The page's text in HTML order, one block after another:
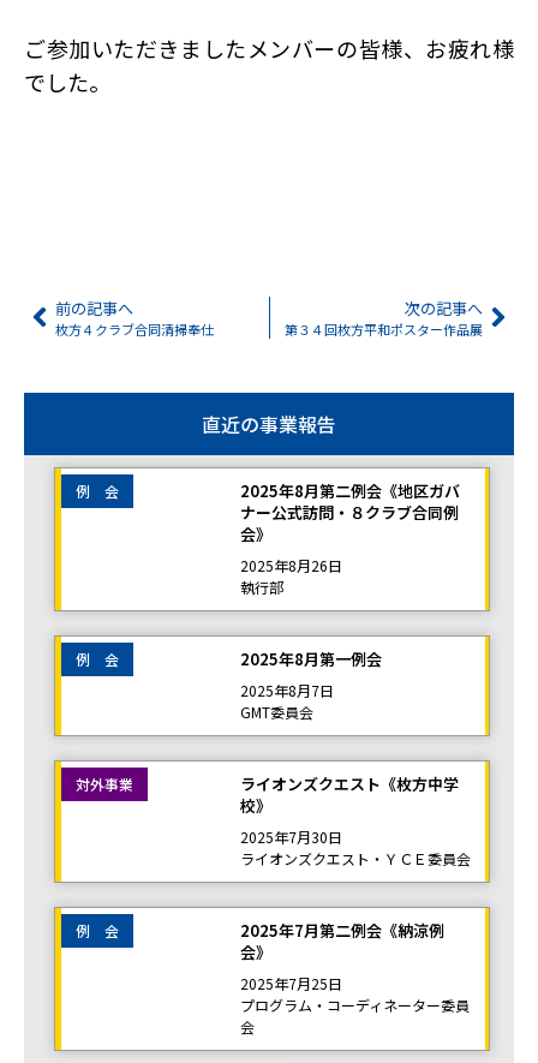
ご参加いただきましたメンバーの皆様、お疲れ様
でした。
前の記事へ
枚方４クラブ合同清掃奉仕
次の記事へ
第３４回枚方平和ポスター作品展
直近の事業報告
例 会
2025年8月第二例会《地区ガバ
ナー公式訪問・８クラブ合同例
会》
2025年8月26日
執行部
例 会 2025年8月第一例会
2025年8月7日
GMT委員会
対外事業
ライオンズクエスト《枚方中学
校》
2025年7月30日
ライオンズクエスト・ＹＣＥ委員会
例 会
2025年7月第二例会《納涼例
会》
2025年7月25日
プログラム・コーディネーター委員
会